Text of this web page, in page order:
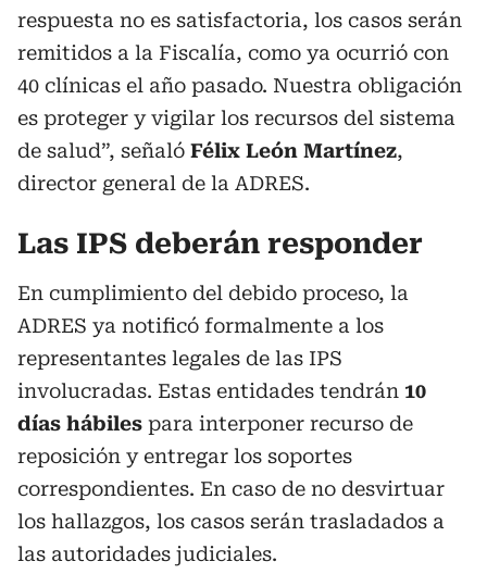
respuesta no es satisfactoria, los casos serán
remitidos a la Fiscalía, como ya ocurrió con
40 clínicas el año pasado. Nuestra obligación
es proteger y vigilar los recursos del sistema
de salud”, señaló Félix León Martínez,
director general de la ADRES.
Las IPS deberán responder
En cumplimiento del debido proceso, la
ADRES ya notificó formalmente a los
representantes legales de las IPS
involucradas. Estas entidades tendrán 10
días hábiles para interponer recurso de
reposición y entregar los soportes
correspondientes. En caso de no desvirtuar
los hallazgos, los casos serán trasladados a
las autoridades judiciales.